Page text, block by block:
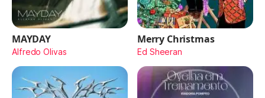
MAYDAY
Alfredo Olivas
Merry Christmas
Ed Sheeran